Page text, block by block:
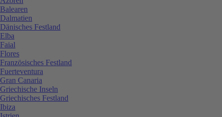
Balearen
Dalmatien
Dänisches Festland
Elba
Faial
Flores
Französisches Festland
Fuerteventura
Gran Canaria
Griechische Inseln
Griechisches Festland
Ibiza